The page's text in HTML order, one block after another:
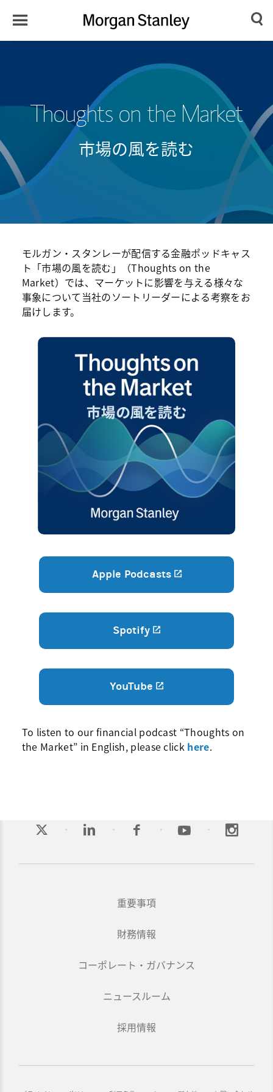
Morgan
Japan
Search
Thoughts on the Market
市場の風を読む
モルガン・スタンレーが配信する金融ポッドキャス
ト「市場の風を読む」（Thoughts on the
Market）では、マーケットに影響を与える様々な
事象について当社のソートリーダーによる考察をお
届けします。
Apple Podcasts
Spotify
YouTube
To listen to our financial podcast “Thoughts on
the Market” in English, please click here.
重要事項
財務情報
コーポレート・ガバナンス
ニュースルーム
採用情報